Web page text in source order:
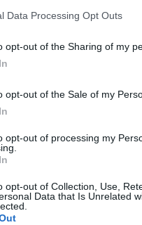
Data Processing Opt Outs
opt-out of the Sharing of my
opt-out of the Sale of my
opt-out of processing my
opt-out of Collection, Use,
Data that Is Unrelated
meni jatszani a kockaba
Jön a TV2 vadonatúj
Jön a TV2 vadonatúj